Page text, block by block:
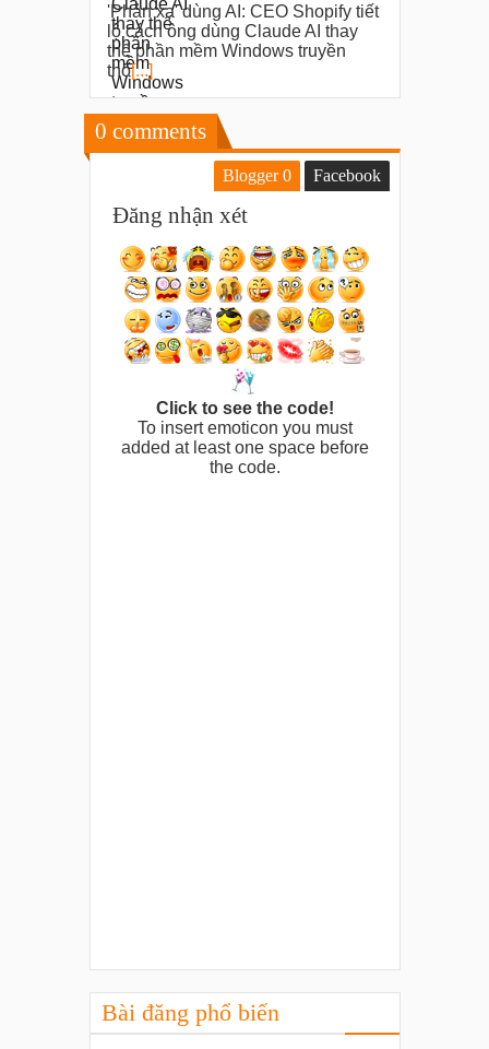
'Phản xạ' dùng AI: CEO Shopify tiết
lộ cách ông dùng Claude AI thay
thế phần mềm Windows truyền
thố[...]
0 comments
Blogger0 Facebook
Đăng nhận xét
Click to see the code!
To insert emoticon you must
added at least one space before
the code.
Bài đăng phổ biến